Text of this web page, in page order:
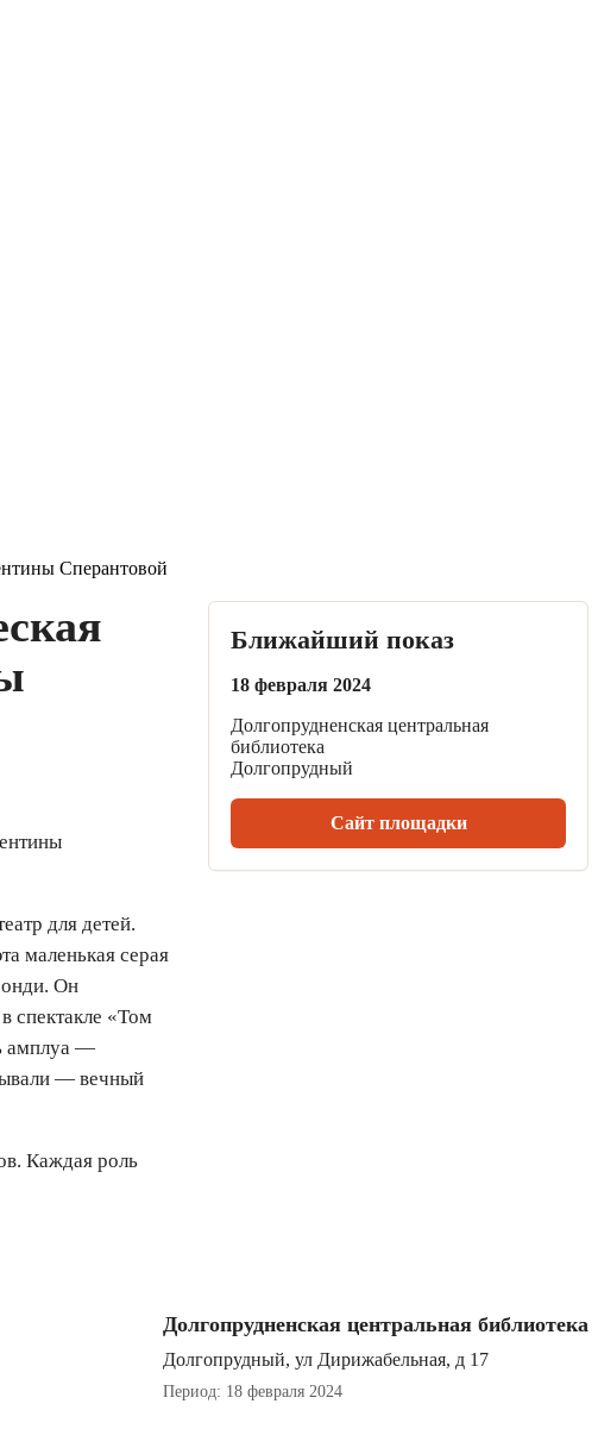
Сперантовой
для детей.
маленькая серая
Он
спектакле «Том
амплуа —
— вечный
Каждая роль
Ближайший показ
18 февраля 2024
Долгопрудненская центральная
библиотека
Долгопрудный
Сайт площадки
Долгопрудненская центральная библиотека
Долгопрудный, ул Дирижабельная, д 17
Период: 18 февраля 2024